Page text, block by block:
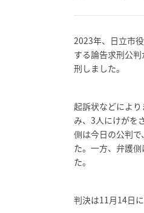
2023年、日立市
する論告求刑公
刑しました。
起訴状などによ
み、3人にけがを
側は今日の公判
た。一方、弁護
た。
判決は11月14日